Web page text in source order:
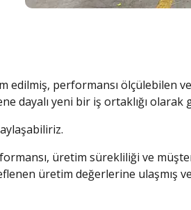
performansı ölçülebilen
dayalı yeni bir iş ortaklığı olarak
üretim sürekliliği ve
üretim değerlerine ulaşmış